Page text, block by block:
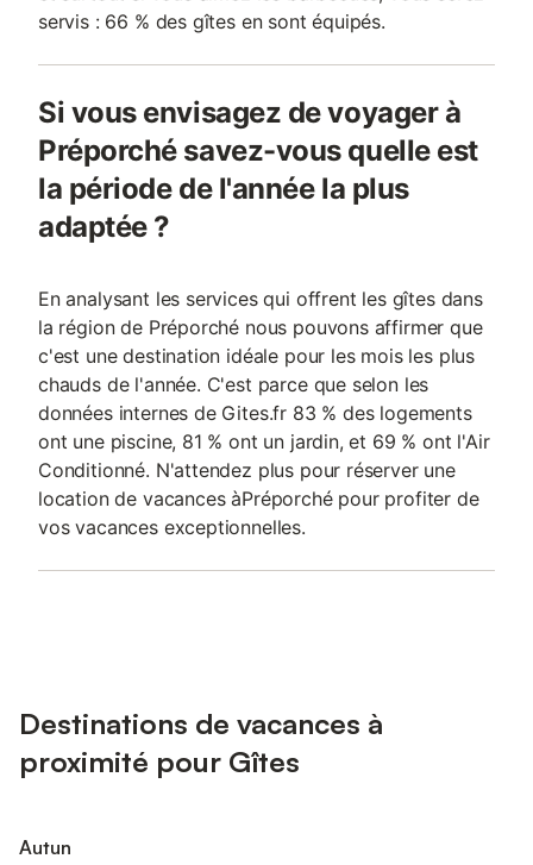
servis : 66 % des gîtes en sont équipés.
Si vous envisagez de voyager à
Préporché savez-vous quelle est
la période de l'année la plus
adaptée ?
En analysant les services qui offrent les gîtes dans
la région de Préporché nous pouvons affirmer que
c'est une destination idéale pour les mois les plus
chauds de l'année. C'est parce que selon les
données internes de Gites.fr 83 % des logements
ont une piscine, 81 % ont un jardin, et 69 % ont l'Air
Conditionné. N'attendez plus pour réserver une
location de vacances àPréporché pour profiter de
vos vacances exceptionnelles.
Destinations de vacances à
proximité pour Gîtes
Autun